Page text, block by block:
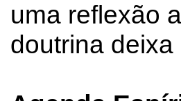
uma reflexão
doutrina